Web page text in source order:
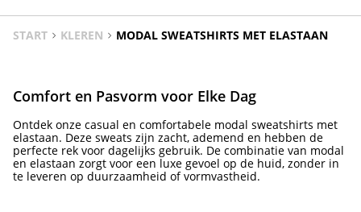
START KLEREN MODAL SWEATSHIRTS MET ELASTAAN
Comfort en Pasvorm voor Elke Dag
Ontdek onze casual en comfortabele modal sweatshirts met
elastaan. Deze sweats zijn zacht, ademend en hebben de
perfecte rek voor dagelijks gebruik. De combinatie van modal
en elastaan zorgt voor een luxe gevoel op de huid, zonder in
te leveren op duurzaamheid of vormvastheid.